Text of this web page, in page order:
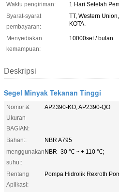
Waktu pengiriman:
1 Hari Setelah
Syarat-syarat
pembayaran:
TT, Western
KOTA.
Menyediakan
kemampuan:
10000set / bulan
Deskripsi
Segel Minyak Tekanan Tinggi
Nomor &
Ukuran
BAGIAN:
AP2390-KO, AP2390-QO
Bahan::
NBR A795
menggunakan
suhu::
NBR -30 ℃ ~ + 110 ℃;
Rentang
Aplikasi:
Pompa Hidrolik Rexroth